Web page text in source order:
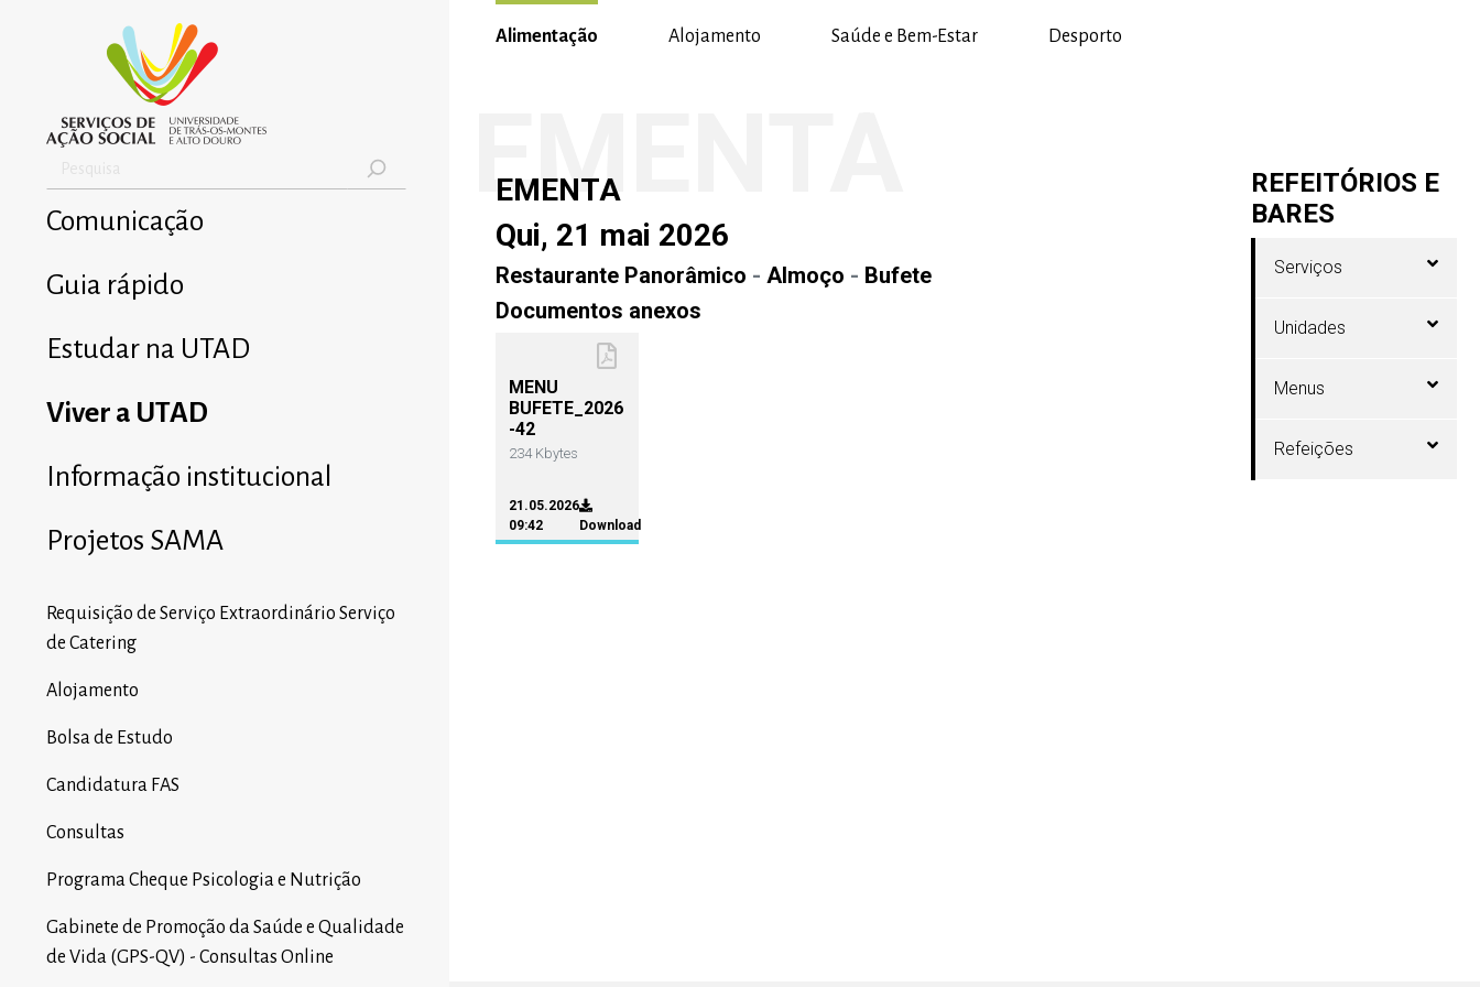
Comunicação
Guia rápido
Estudar na UTAD
Viver a UTAD
Informação institucional
Projetos SAMA
Requisição de Serviço Extraordinário Serviço
de Catering
Alojamento
Bolsa de Estudo
Candidatura FAS
Consultas
Programa Cheque Psicologia e Nutrição
Gabinete de Promoção da Saúde e Qualidade
de Vida (GPS-QV) - Consultas Online
Alimentação Alojamento Saúde e Bem-Estar Desporto
EMENTA
EMENTA
Qui, 21 mai 2026
Restaurante Panorâmico - Almoço - Bufete
Documentos anexos
MENU
BUFETE_2026
-42
234 Kbytes
21.05.2026
09:42
Download
REFEITÓRIOS E
BARES
Serviços
Unidades
Menus
Refeições